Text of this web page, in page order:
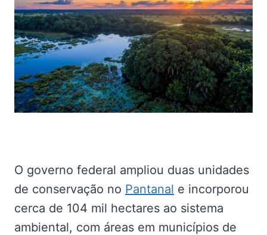
O governo federal ampliou duas unidades
de conservação no Pantanal e incorporou
cerca de 104 mil hectares ao sistema
ambiental, com áreas em municípios de